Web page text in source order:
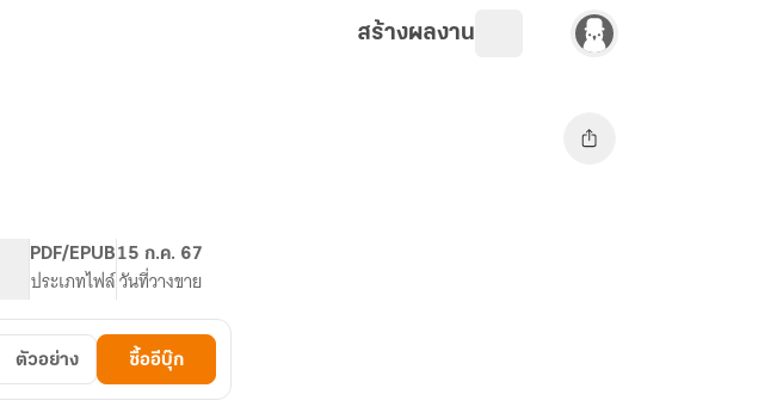
สร้างผลงาน
PDF/EPUB
ประเภทไฟล์
15 ก.ค. 67
วันที่วางขาย
ตัวอย่าง ซื้ออีบุ๊ก